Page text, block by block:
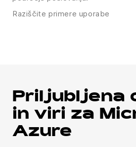
Raziščite primere uporabe
Priljubljena
in viri za
Azure